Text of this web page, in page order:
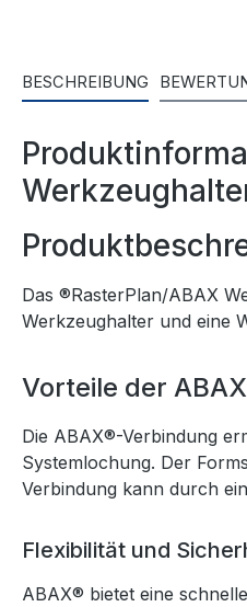
BESCHREIBUNG
Das ®RasterPlan/ABAX
Werkzeughalter und eine
Vorteile der
Die ABAX®-Verbindung
Systemlochung. Der
Verbindung kann durch
Flexibilität und
ABAX® bietet eine